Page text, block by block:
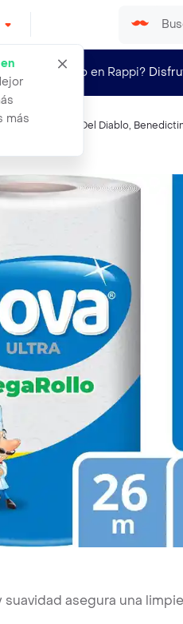
más
¿Nuevo en Rappi?
, Nova Casillero Del Diablo,
asegura una